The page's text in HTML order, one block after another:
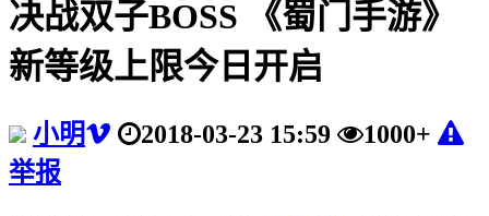
决战双子BOSS 《蜀门手游》
新等级上限今日开启
小明 2018-03-23 15:59
1000+
举报